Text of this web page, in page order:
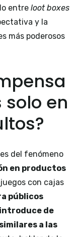
entre loot boxes
y la
más poderosos
en
del fenómeno
en productos
con cajas
públicos
de
a las